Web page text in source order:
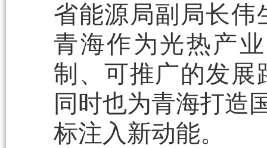
省能源局副局长伟
青海作为光热产
制、可推广的发展
同时也为青海打造
标注入新动能。